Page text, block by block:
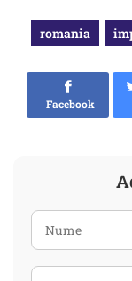
romania
Facebook